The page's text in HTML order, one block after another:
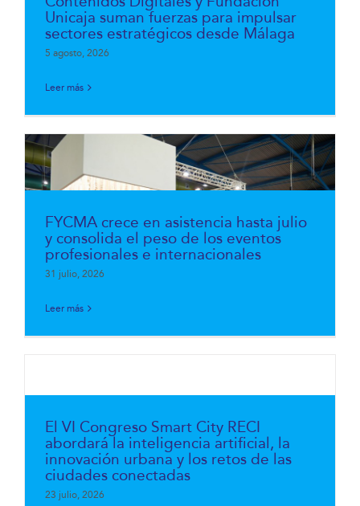
Unicaja suman fuerzas para impulsar
sectores estratégicos desde Málaga
5 agosto, 2026
Leer más
FYCMA crece en asistencia hasta julio
y consolida el peso de los eventos
profesionales e internacionales
31 julio, 2026
Leer más
El VI Congreso Smart City RECI
abordará la inteligencia artificial, la
innovación urbana y los retos de las
ciudades conectadas
23 julio, 2026